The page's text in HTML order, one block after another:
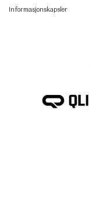
Informasjonskapsler